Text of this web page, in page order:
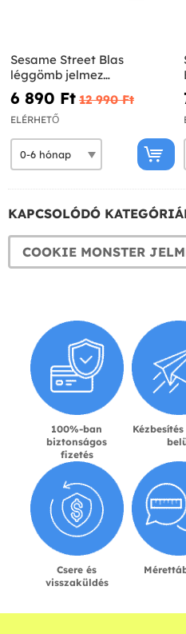
Sesame Street Blas
léggömb jelmez
csecsemőknek
6 890 Ft‎ 12 990 Ft‎
ELÉRHETŐ
KAPCSOLÓDÓ
COOKIE MONSTER
100%-ban
biztonságos
fizetés
Csere és
visszaküldés